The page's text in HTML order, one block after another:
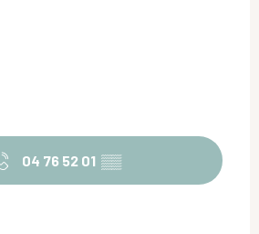
04 76 52 01 ▒▒